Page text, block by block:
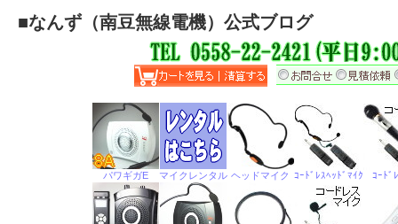
■なんず（南豆無線電機）公式ブログ